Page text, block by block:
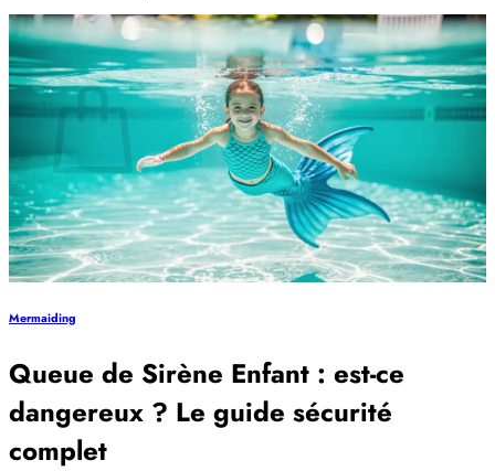
Retour à la boutique
Panier
Votre panier est vide.
Retour à la boutique
Mermaiding
Queue de Sirène Enfant : est-ce
dangereux ? Le guide sécurité
complet